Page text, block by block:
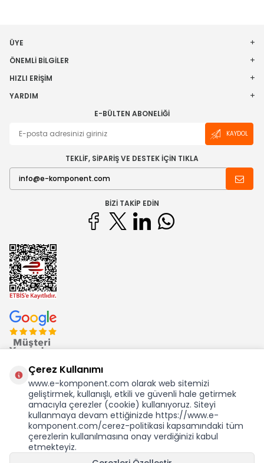
KDV Dahil Birim Fiyat
ÜYE
ÖNEMLI BILGILER
HIZLI ERIŞIM
YARDIM
E-BÜLTEN ABONELIĞI
KAYDOL
TEKLİF, SİPARİŞ VE DESTEK İÇİN TIKLA
BIZI TAKIP EDIN
Ekom Elk. Elektronik San. ve Tic. A.Ş.'nin Tescilli Bir Markasıdır
Çerez Kullanımı
www.e-komponent.com olarak web sitemizi
geliştirmek, kullanışlı, etkili ve güvenli hale getirmek
amacıyla çerezler (cookie) kullanıyoruz. Siteyi
kullanmaya devam ettiğinizde https://www.e-
komponent.com/cerez-politikasi kapsamındaki tüm
çerezlerin kullanılmasına onay verdiğinizi kabul
etmekteyiz.